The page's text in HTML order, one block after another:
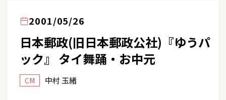
2001/05/26
日本郵政(旧日本郵政公社)『ゆうパ
ック』 タイ舞踊・お中元
CM 中村 玉緒